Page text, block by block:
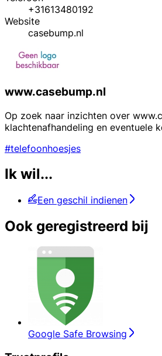
+31613480192
Website
casebump.nl
www.casebump.nl
Op zoek naar inzichten over
klachtenafhandeling en eventuele
#telefoonhoesjes
Ik wil...
Een geschil indienen
Ook geregistreerd bij
Google Safe Browsing